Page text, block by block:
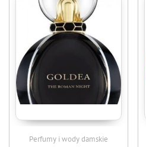
Perfumy i wody damskie